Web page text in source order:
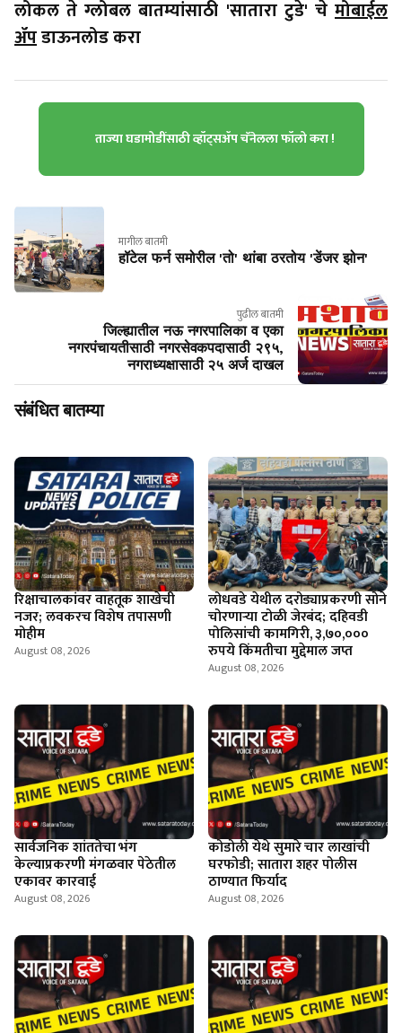
लोकल ते ग्लोबल बातम्यांसाठी 'सातारा टुडे' चे मोबाईल
ॲपडाऊनलोड करा
ताज्या घडामोडींसाठी व्हॉट्सॲप चॅनेलला फॉलो करा !
मागील बातमी
हॉटेल फर्न समोरील 'तो' थांबा ठरतोय 'डेंजर झोन'
पुढील बातमी
जिल्ह्यातील नऊ नगरपालिका व एका
नगरपंचायतीसाठी नगरसेवकपदासाठी २९५,
नगराध्यक्षासाठी २५ अर्ज दाखल
संबंधित बातम्या
रिक्षाचालकांवर वाहतूक शाखेची
नजर; लवकरच विशेष तपासणी
मोहीम
August 08, 2026
लोधवडे येथील दरोड्याप्रकरणी सोने
चोरणाऱ्या टोळी जेरबंद; दहिवडी
पोलिसांची कामगिरी, ३,७०,०००
रुपये किंमतीचा मुद्देमाल जप्त
August 08, 2026
सार्वजनिक शांततेचा भंग
केल्याप्रकरणी मंगळवार पेठेतील
एकावर कारवाई
August 08, 2026
कोडोली येथे सुमारे चार लाखांची
घरफोडी; सातारा शहर पोलीस
ठाण्यात फिर्याद
August 08, 2026